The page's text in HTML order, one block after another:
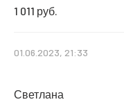
1 011 руб.
01.06.2023, 21:33
Светлана